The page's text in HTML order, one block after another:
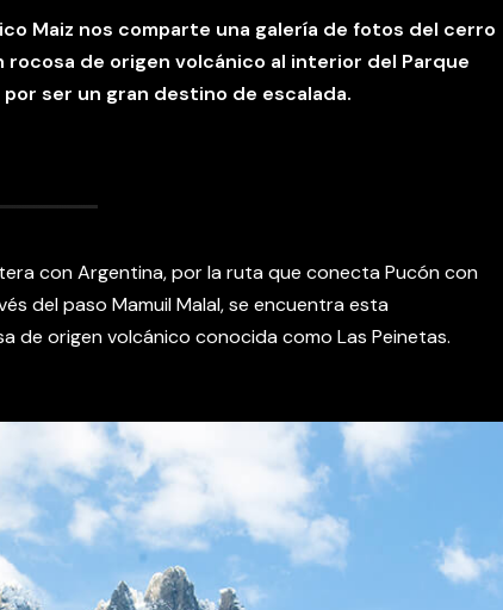
Maiz nos comparte una galería de fotos del cerro
rocosa de origen volcánico al interior del Parque
ser un gran destino de escalada.
con Argentina, por la ruta que conecta Pucón con
del paso Mamuil Malal, se encuentra esta
de origen volcánico conocida como Las Peinetas.